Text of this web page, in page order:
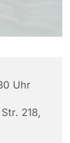
Uhr
218,